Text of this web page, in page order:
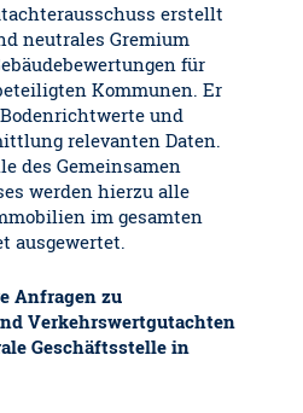
erstellt
neutrales Gremium
für
Kommunen. Er
und
relevanten Daten.
des Gemeinsamen
werden hierzu alle
im gesamten
ausgewertet.
Anfragen zu
Verkehrswertgutachten
Geschäftsstelle in